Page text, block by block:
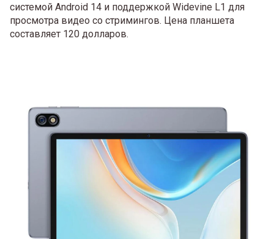
системой Android 14 и поддержкой Widevine L1 для
просмотра видео со стримингов. Цена планшета
составляет 120 долларов.